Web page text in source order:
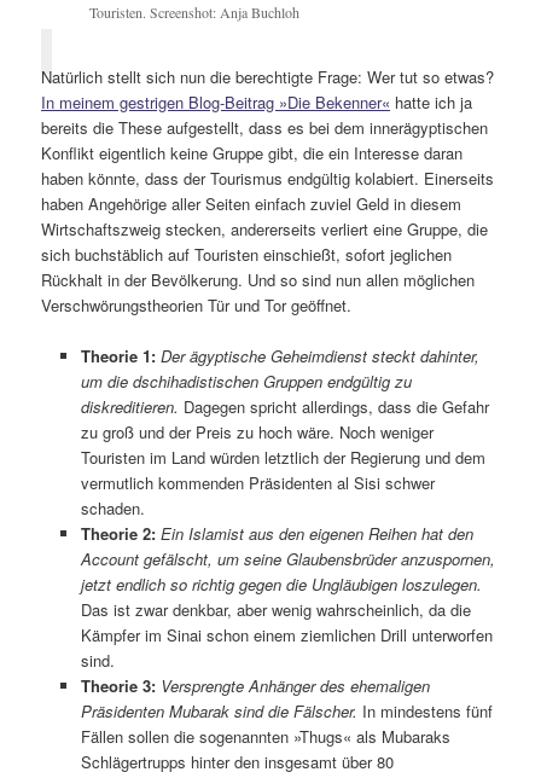
Touristen. Screenshot: Anja Buchloh
Natürlich stellt sich nun die berechtigte Frage: Wer tut so etwas?
In meinem gestrigen Blog-Beitrag »Die Bekenner« hatte ich ja
bereits die These aufgestellt, dass es bei dem innerägyptischen
Konflikt eigentlich keine Gruppe gibt, die ein Interesse daran
haben könnte, dass der Tourismus endgültig kolabiert. Einerseits
haben Angehörige aller Seiten einfach zuviel Geld in diesem
Wirtschaftszweig stecken, andererseits verliert eine Gruppe, die
sich buchstäblich auf Touristen einschießt, sofort jeglichen
Rückhalt in der Bevölkerung. Und so sind nun allen möglichen
Verschwörungstheorien Tür und Tor geöffnet.
Theorie 1: Der ägyptische Geheimdienst steckt dahinter,
um die dschihadistischen Gruppen endgültig zu
diskreditieren. Dagegen spricht allerdings, dass die Gefahr
zu groß und der Preis zu hoch wäre. Noch weniger
Touristen im Land würden letztlich der Regierung und dem
vermutlich kommenden Präsidenten al Sisi schwer
schaden.
Theorie 2: Ein Islamist aus den eigenen Reihen hat den
Account gefälscht, um seine Glaubensbrüder anzuspornen,
jetzt endlich so richtig gegen die Ungläubigen loszulegen.
Das ist zwar denkbar, aber wenig wahrscheinlich, da die
Kämpfer im Sinai schon einem ziemlichen Drill unterworfen
sind.
Theorie 3: Versprengte Anhänger des ehemaligen
Präsidenten Mubarak sind die Fälscher. In mindestens fünf
Fällen sollen die sogenannten »Thugs« als Mubaraks
Schlägertrupps hinter den insgesamt über 80